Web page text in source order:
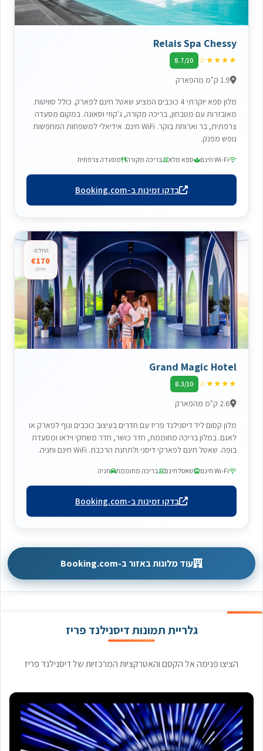
Relais Spa Chessy
★
★
★
★
☆
8.7/10
1.9 ק"מ מהפארק
מלון ספא יוקרתי 4 כוכבים המציע שאטל חינם לפארק. כולל סוויטות
מאובזרות עם מטבחון, בריכה מקורה, ג'קוזי וסאונה. במקום מסעדה
צרפתית, בר וארוחת בוקר. WiFi חינם. אידיאלי למשפחות המחפשות
נופש מפנק.
Wi-Fi חינם ספא מלא בריכה מקורה מסעדה צרפתית
בדקו זמינות ב-Booking.com
החל מ-
€170
ללילה
Grand Magic Hotel
★
★
★
★
☆
8.3/10
2.6 ק"מ מהפארק
מלון קסום ליד דיסנילנד פריז עם חדרים בעיצוב כוכבים ונוף לפארק או
לאגם. במלון בריכה מחוממת, חדר כושר, חדר משחקי וידאו ומסעדת
בופה. שאטל חינם לפארקי דיסני ולתחנת הרכבת. WiFi חינם וחניה.
Wi-Fi חינם שאטל חינם בריכה מחוממת חניה
בדקו זמינות ב-Booking.com
עוד מלונות באזור ב-Booking.com
גלריית תמונות דיסנילנד פריז
הציצו פנימה אל הקסם והאטרקציות המרכזיות של דיסנילנד פריז